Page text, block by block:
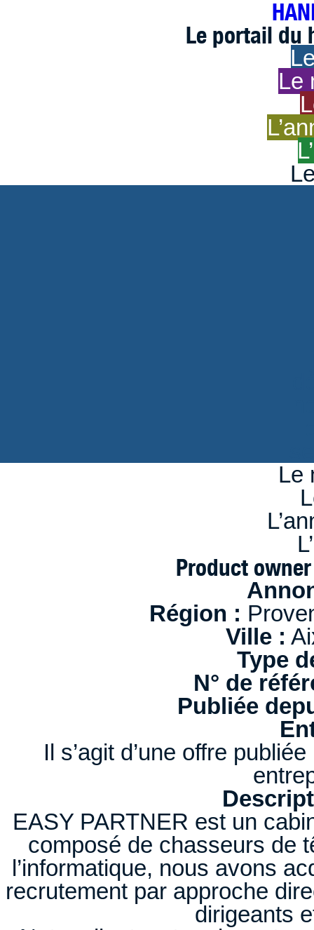
Le portail du
Le
Le
Product
Région :
Ville :
Type
N° de
Publiée
Il s’agit d’une offre
EASY PARTNER est un
composé de chasseurs de
l’informatique, nous avons
recrutement par approche
dirigeants